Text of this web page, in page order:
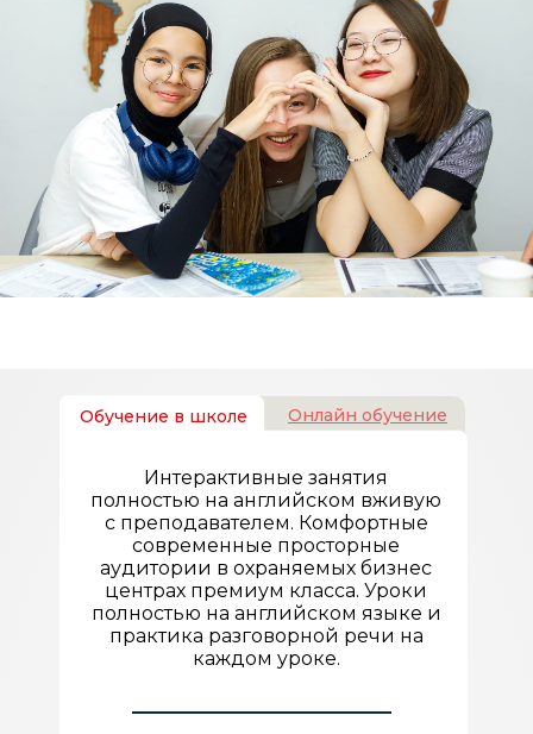
Интерактивные занятия
полностью на английском вживую
с преподавателем. Комфортные
современные просторные
аудитории в охраняемых бизнес
центрах премиум класса. Уроки
полностью на английском языке и
практика разговорной речи на
каждом уроке.
Онлайн обучение
Обучение в школе Онлайн обучение
Онлайн занятия проходят на Zoom
платформе, которая включает в
себя видео чат с учителем,
инструменты для демонстрации
учебных материалов и
вебинарные комнаты для работы в
парах и мини группах.
Обучение проходит по авторским
планам уроков, составленным
методистом с сертификатами
Оксфорда и Кембриджа.
Обучение в школе